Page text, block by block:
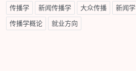
传播学 新闻传播学 大众传播 新闻学
传播学概论 就业方向